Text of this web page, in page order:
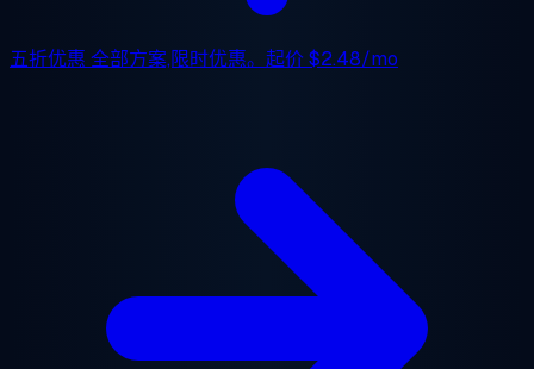
五折优惠 全部方案,限时优惠。起价$2.48/mo